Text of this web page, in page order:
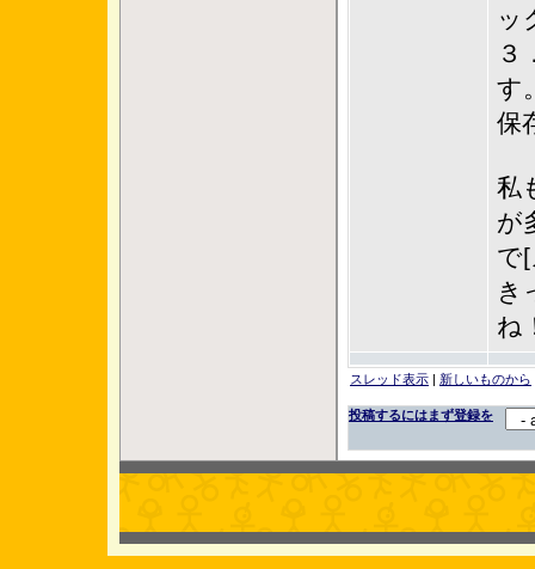
ッ
３
す
保
私
が
で
き
ね
スレッド表示 | 新しいものから
投稿するにはまず登録を